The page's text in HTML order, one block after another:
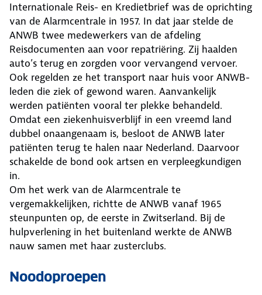
Internationale Reis- en Kredietbrief was de oprichting
van de Alarmcentrale in 1957. In dat jaar stelde de
ANWB twee medewerkers van de afdeling
Reisdocumenten aan voor repatriëring. Zij haalden
auto’s terug en zorgden voor vervangend vervoer.
Ook regelden ze het transport naar huis voor ANWB-
leden die ziek of gewond waren. Aanvankelijk
werden patiënten vooral ter plekke behandeld.
Omdat een ziekenhuisverblijf in een vreemd land
dubbel onaangenaam is, besloot de ANWB later
patiënten terug te halen naar Nederland. Daarvoor
schakelde de bond ook artsen en verpleegkundigen
in.
Om het werk van de Alarmcentrale te
vergemakkelijken, richtte de ANWB vanaf 1965
steunpunten op, de eerste in Zwitserland. Bij de
hulpverlening in het buitenland werkte de ANWB
nauw samen met haar zusterclubs.
Noodoproepen